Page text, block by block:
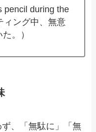
pencil during the
ィング中、無意
。）
、「無駄に」「無